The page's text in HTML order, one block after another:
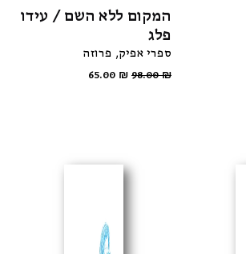
המקום ללא השם / עידו
פלג
ספרי אפיק פרוזה
98.00₪
65.00 ₪